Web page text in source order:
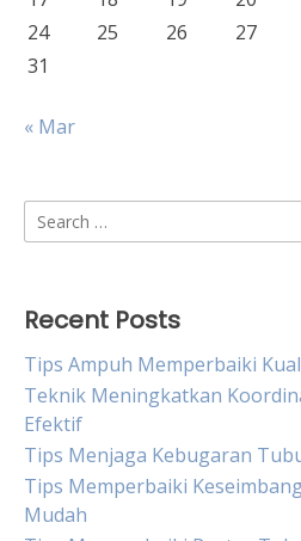
24
25 26 27
31
« Mar
Search
for:
Recent Posts
Tips Ampuh Memperbaiki
Teknik Meningkatkan
Efektif
Tips Menjaga Kebugaran
Tips Memperbaiki
Mudah